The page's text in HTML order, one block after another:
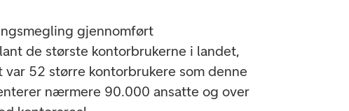
gjennomført
de største kontorbrukerne i landet,
var 52 større kontorbrukere som denne
nærmere 90.000 ansatte og over